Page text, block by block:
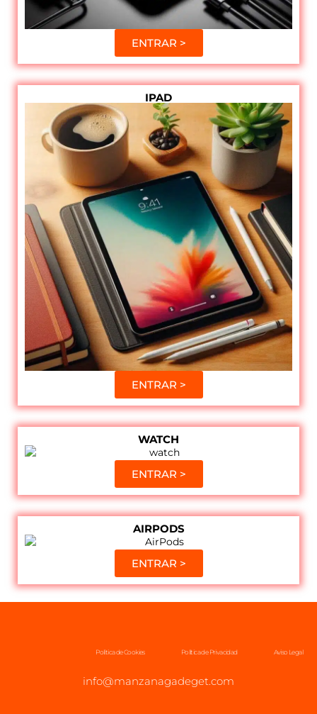
ENTRAR >
IPAD
ENTRAR >
WATCH
ENTRAR >
AIRPODS
ENTRAR >
Política de Cookies Política de Privacidad Aviso Legal
info@manzanagadeget.com